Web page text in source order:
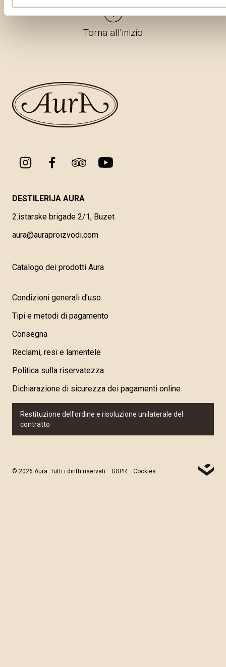
Torna all'inizio
DESTILERIJA AURA
2.istarske brigade 2/1, Buzet
aura@auraproizvodi.com
Catalogo dei prodotti Aura
Condizioni generali d’uso
Tipi e metodi di pagamento
Consegna
Reclami, resi e lamentele
Politica sulla riservatezza
Dichiarazione di sicurezza dei pagamenti online
Restituzione dell'ordine e risoluzione unilaterale del
contratto
© 2026 Aura. Tutti i diritti riservati GDPR Cookies